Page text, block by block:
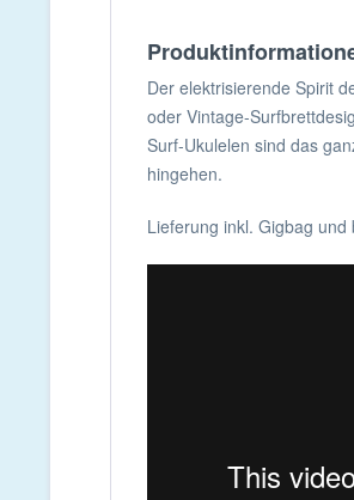
Der elektrisierende Spirit
oder Vintage-
Surf-Ukulelen sind das
hingehen.
Lieferung inkl. Gigbag